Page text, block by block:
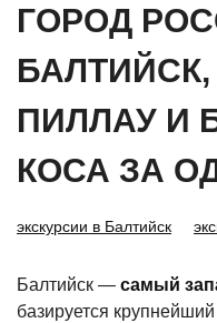
ГОРОД
ПИЛЛАУ И
КОСА ЗА
экскурсии в Балтийск
Балтийск — самый
базируется